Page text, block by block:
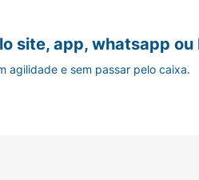
vezes ao dia, a cada 12
crianças de 2 a 11 anos (ou
medicamento pode causar
site, app, whatsapp ou
agilidade e sem passar pelo caixa.